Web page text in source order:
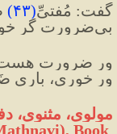
گفت: مُفتیِّ(۴۳)
بی‌ضرورت گر خوری، مجرم شوی
ور ضرورت
ور خوری، باری
مولوی، مثنوی،
Book